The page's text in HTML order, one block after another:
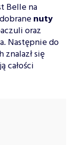
Belle na
nuty
oraz
Następnie do
znalazł się
całości